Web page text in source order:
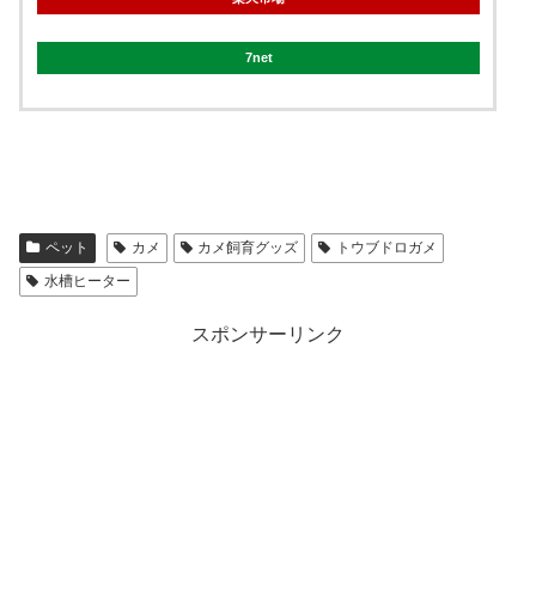
7net
ペット カメ カメ飼育グッズ
トウブドロガメ
水槽ヒーター
スポンサーリンク